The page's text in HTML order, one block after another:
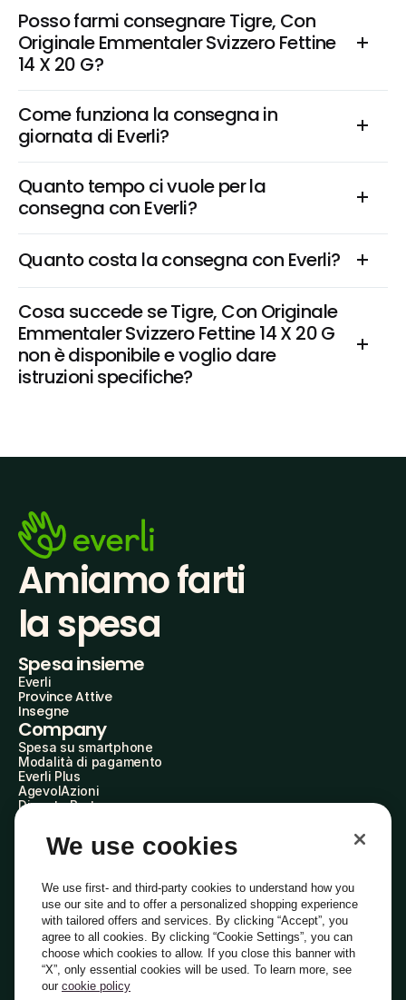
Posso farmi consegnare Tigre, Con
Originale Emmentaler Svizzero Fettine
14 X 20 G?
Come funziona la consegna in
giornata di Everli?
Quanto tempo ci vuole per la
consegna con Everli?
Quanto costa la consegna con Everli?
Cosa succede se Tigre, Con Originale
Emmentaler Svizzero Fettine 14 X 20 G
non è disponibile e voglio dare
istruzioni specifiche?
Amiamo farti
la spesa
Spesa insieme
Everli
Province Attive
Insegne
Company
Spesa su smartphone
Modalità di pagamento
Everli Plus
AgevolAzioni
Diventa Partner
Everli Shoppers
About Us
Everli News
Domande frequenti
Lavora con noi
Diventa Shopper
Investitori
PrivacyCookiePreferenze Cookie
Termini e CondizioniCodice Etico
Indirizzo PEC: everli@pec.it - indirizzo DPO: dpo@everli.com
We use cookies
We use first- and third-party cookies to understand how you
use our site and to offer a personalized shopping experience
with tailored offers and services. By clicking “Accept”, you
agree to all cookies. By clicking “Cookie Settings”, you can
choose which cookies to allow. If you close this banner with
“X”, only essential cookies will be used. To learn more, see
our cookie policy